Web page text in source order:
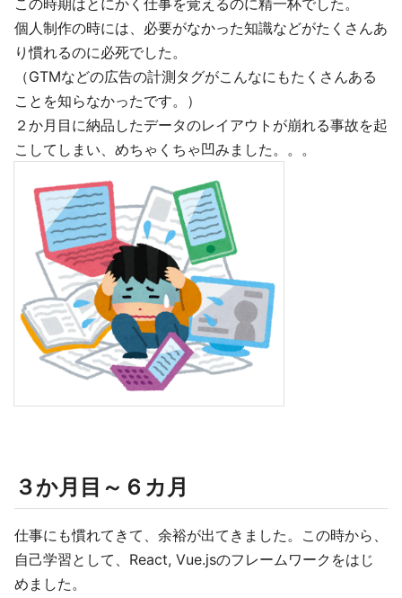
個人制作の時には、必要がなかった知識などがたくさんあ
り慣れるのに必死でした。
（GTMなどの広告の計測タグがこんなにもたくさんある
ことを知らなかったです。）
２か月目に納品したデータのレイアウトが崩れる事故を起
こしてしまい、めちゃくちゃ凹みました。。。
３か月目～６カ月
仕事にも慣れてきて、余裕が出てきました。この時から、
自己学習として、React, Vue.jsのフレームワークをはじ
めました。